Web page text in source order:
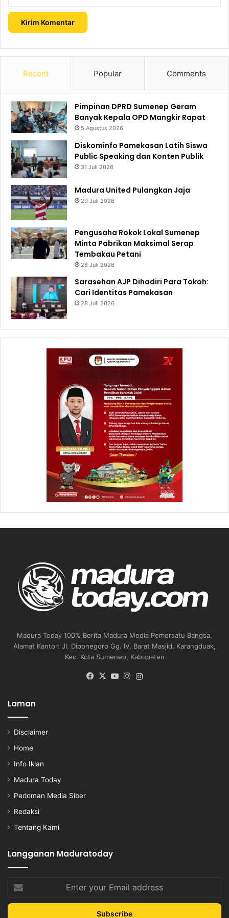
Recent Popular Comments
Pimpinan DPRD Sumenep Geram
Banyak Kepala OPD Mangkir Rapat
5 Agustus 2026
Diskominfo Pamekasan Latih Siswa
Public Speaking dan Konten Publik
31 Juli 2026
Madura United Pulangkan Jaja
29 Juli 2026
Pengusaha Rokok Lokal Sumenep
Minta Pabrikan Maksimal Serap
Tembakau Petani
28 Juli 2026
Sarasehan AJP Dihadiri Para Tokoh:
Cari Identitas Pamekasan
28 Juli 2026
Madura Today 100% Berita Madura Media Pemersatu Bangsa.
Alamat Kantor: Jl. Diponegoro Gg. IV, Barat Masjid, Karangduak,
Kec. Kota Sumenep, Kabupaten
Facebook
X YouTubeInstagram
Laman
Disclaimer
Home
Info Iklan
Madura Today
Pedoman Media Siber
Redaksi
Tentang Kami
Langganan Maduratoday
your
Email